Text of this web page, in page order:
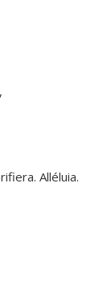
Alléluia.